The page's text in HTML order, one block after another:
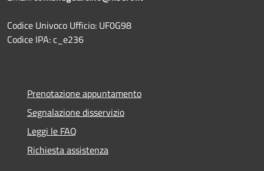
Codice Univoco Ufficio: UF0G98
Codice IPA: c_e236
Prenotazione appuntamento
Segnalazione disservizio
Leggi le FAQ
Richiesta assistenza